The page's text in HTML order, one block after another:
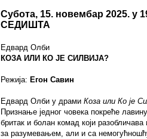
Субота, 15. новембар 2025.
СЕДИШТА
Едвард Олби
КОЗА ИЛИ КО ЈЕ СИЛВИЈА?
Режија: Егон Савин
Едвард Олби у драмиКоза или Ко је
Признање једног човека покреће
бритак и болан комад који
за разумевањем, али и са